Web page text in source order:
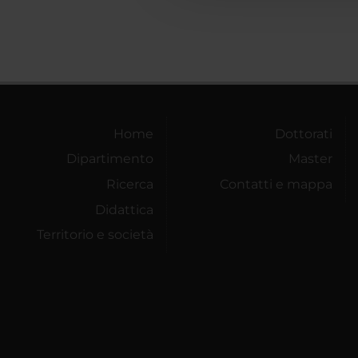
Home
Dipartimento
Ricerca
Didattica
Territorio e società
Dottorati
Master
Contatti e mappa